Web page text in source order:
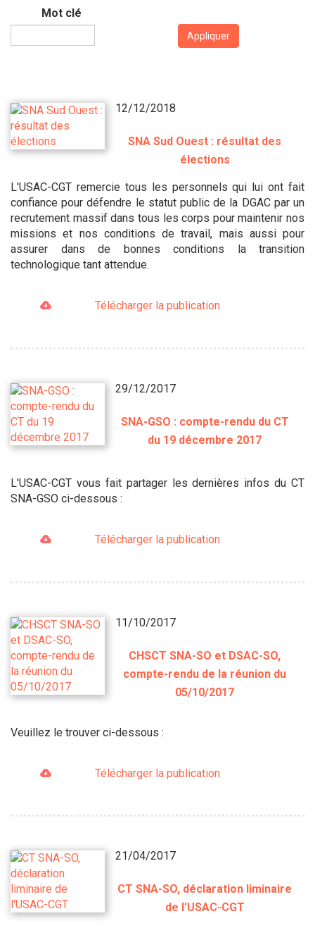
Mot clé
Appliquer
12/12/2018
SNA Sud Ouest : résultat des
élections
L'USAC-CGT remercie tous les personnels qui lui ont fait
confiance pour défendre le statut public de la DGAC par un
recrutement massif dans tous les corps pour maintenir nos
missions et nos conditions de travail, mais aussi pour
assurer dans de bonnes conditions la transition
technologique tant attendue.
Télécharger la publication
29/12/2017
SNA-GSO : compte-rendu du CT
du 19 décembre 2017
L'USAC-CGT vous fait partager les dernières infos du CT
SNA-GSO ci-dessous :
Télécharger la publication
11/10/2017
CHSCT SNA-SO et DSAC-SO,
compte-rendu de la réunion du
05/10/2017
Veuillez le trouver ci-dessous :
Télécharger la publication
21/04/2017
CT SNA-SO, déclaration liminaire
de l'USAC-CGT